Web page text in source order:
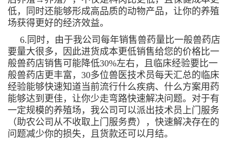
低，同时还能够形成高品质的动物产品，让你的养殖
场获得更好的经济效益。
6.同时，由于我公司每年销售兽药量比一般兽药店
要量大很多，因此进货成本更低销售给您的价格比一
般兽药店销售可能降低30%左右，且临床经验要比一
般兽药店更丰富，30多位兽医技术员每天汇总的临床
经验能够快速知道当前流行什么疾病、什么方案用药
能够达到更佳，让你少走弯路快速解决问题。对于有
一定规模的养殖场，我公司可以派出技术员上门服务
（助农公司从不收取上门服务费），快速解决存在的
问题减少你的损失，且货款还可以月结。